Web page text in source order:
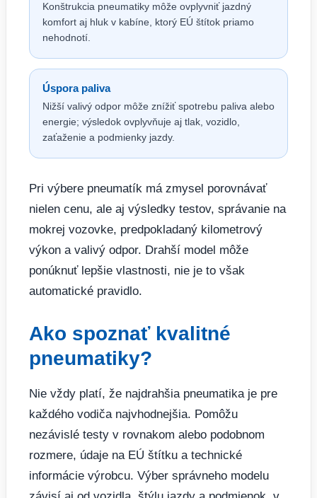
Konštrukcia pneumatiky môže ovplyvniť jazdný
komfort aj hluk v kabíne, ktorý EÚ štítok priamo
nehodnotí.
Úspora paliva
Nižší valivý odpor môže znížiť spotrebu paliva alebo
energie; výsledok ovplyvňuje aj tlak, vozidlo,
zaťaženie a podmienky jazdy.
Pri výbere pneumatík má zmysel porovnávať
nielen cenu, ale aj výsledky testov, správanie na
mokrej vozovke, predpokladaný kilometrový
výkon a valivý odpor. Drahší model môže
ponúknuť lepšie vlastnosti, nie je to však
automatické pravidlo.
Ako spoznať kvalitné
pneumatiky?
Nie vždy platí, že najdrahšia pneumatika je pre
každého vodiča najvhodnejšia. Pomôžu
nezávislé testy v rovnakom alebo podobnom
rozmere, údaje na EÚ štítku a technické
informácie výrobcu. Výber správneho modelu